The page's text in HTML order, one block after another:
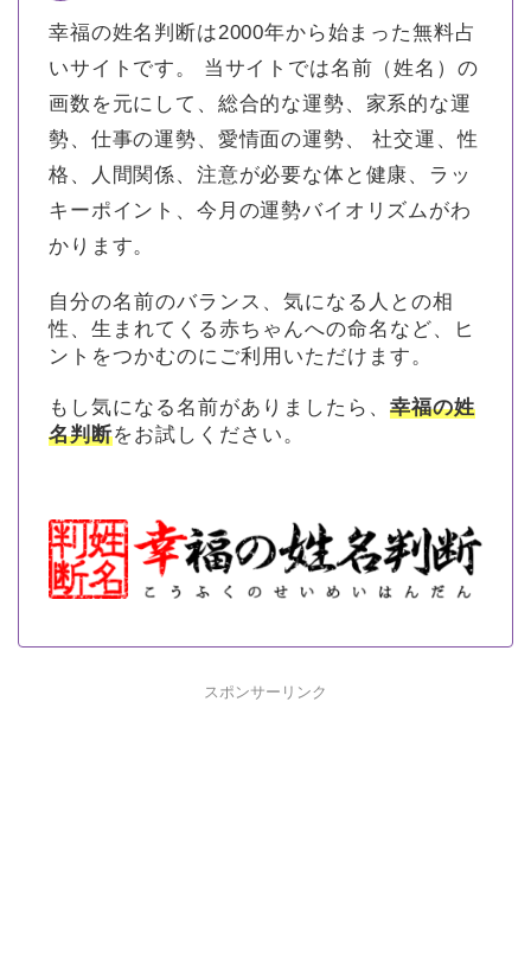
幸福の姓名判断は2000年から始まった無料占
いサイトです。
当サイトでは名前（姓名）の
画数を元にして、総合的な運勢、家系的な運
勢、仕事の運勢、愛情面の運勢、 社交運、性
格、人間関係、注意が必要な体と健康、ラッ
キーポイント、今月の運勢バイオリズムがわ
かります。
自分の名前のバランス、気になる人との相
性、生まれてくる赤ちゃんへの命名など、ヒ
ントをつかむのにご利用いただけます。
もし気になる名前がありましたら、 幸福の姓
名判断をお試しください。
スポンサーリンク